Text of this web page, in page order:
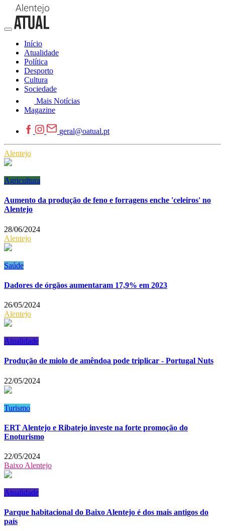
Início
Atualidade
Política
Desporto
Cultura
Sociedade
Mais Notícias
Magazine
geral@oatual.pt
Alentejo
Agricultura
Aumento da produção de feno e forragens enche 'celeiros' no
Alentejo
28/06/2024
Alentejo
Saúde
Dadores de órgãos aumentaram 17,9% em 2023
26/05/2024
Alentejo
Atualidade
Produção de miolo de amêndoa pode triplicar - Portugal Nuts
22/05/2024
Turismo
ERT Alentejo e Ribatejo investe na forte promoção do
Enoturismo
22/05/2024
Baixo Alentejo
Atualidade
Parque habitacional do Baixo Alentejo é dos mais antigos do
país